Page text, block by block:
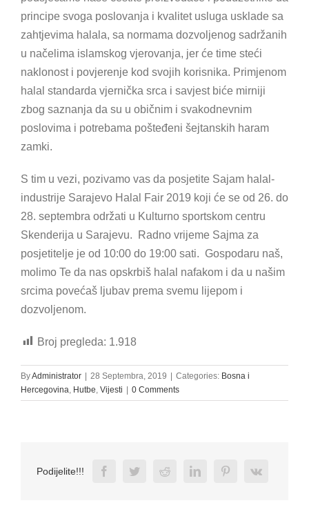
principe svoga poslovanja i kvalitet usluga usklade sa
zahtjevima halala, sa normama dozvoljenog sadržanih
u načelima islamskog vjerovanja, jer će time steći
naklonost i povjerenje kod svojih korisnika. Primjenom
halal standarda vjernička srca i savjest biće mirniji
zbog saznanja da su u običnim i svakodnevnim
poslovima i potrebama pošteđeni šejtanskih haram
zamki.
S tim u vezi, pozivamo vas da posjetite Sajam halal-
industrije Sarajevo Halal Fair 2019 koji će se od 26. do
28. septembra održati u Kulturno sportskom centru
Skenderija u Sarajevu. Radno vrijeme Sajma za
posjetitelje je od 10:00 do 19:00 sati. Gospodaru naš,
molimo Te da nas opskrbiš halal nafakom i da u našim
srcima povećaš ljubav prema svemu lijepom i
dozvoljenom.
Broj pregleda: 1.918
ByAdministrator | 28 Septembra, 2019 | Categories: Bosna i
Hercegovina Hutbe Vijesti | 0 Comments
Podijelite!!! FacebookTwitterRedditLinkedInPinterestVk